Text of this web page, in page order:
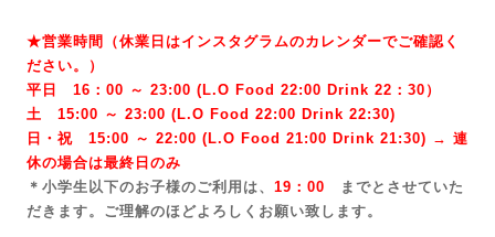
★営業時間（休業日はインスタグラムのカレンダーでご確認く
ださい。）
平日 16：00 ～ 23:00 (L.O Food 22:00 Drink 22：30）
土 15:00 ～ 23:00 ( L.O Food 22:00 Drink 22:30)
日・祝 15:00 ～ 22:00 ( L.O Food 21:00 Drink 21:30) → 連
休の場合は最終日のみ
＊小学生以下のお子様のご利用は、 19：00
までとさせていた
だきます。ご理解のほどよろしくお願い致します。